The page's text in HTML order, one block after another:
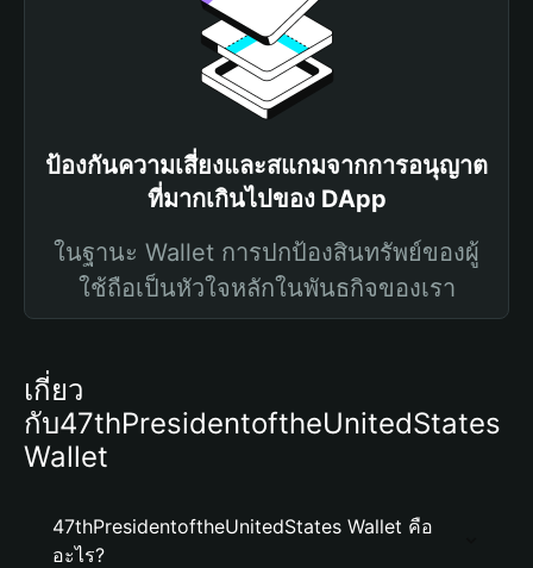
ป้องกันความเสี่ยงและสแกมจากการอนุญาต
ที่มากเกินไปของ DApp
ในฐานะ Wallet การปกป้องสินทรัพย์ของผู้
ใช้ถือเป็นหัวใจหลักในพันธกิจของเรา
เกี่ยว
กับ47thPresidentoftheUnitedStates
Wallet
47thPresidentoftheUnitedStates Wallet คือ
อะไร?